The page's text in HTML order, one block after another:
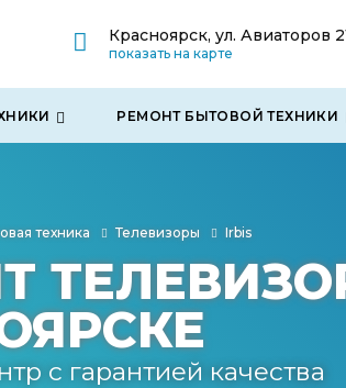
Красноярск, ул. Авиаторов
показать на карте
РЕМОНТ БЫТОВОЙ ТЕХНИКИ
техника Телевизоры Irbis
с гарантией качества